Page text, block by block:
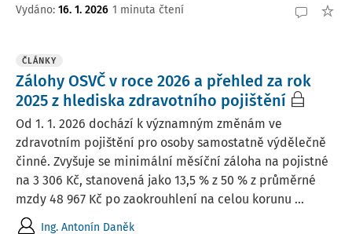
Vydáno: 16. 1. 2026 1 minuta čtení
ČLÁNKY
Zálohy OSVČ v roce 2026 a přehled za rok
2025 z hlediska zdravotního pojištění
Od 1. 1. 2026 dochází k významným změnám ve
zdravotním pojištění pro osoby samostatně výdělečně
činné. Zvyšuje se minimální měsíční záloha na pojistné
na 3 306 Kč, stanovená jako 13,5 % z 50 % z průměrné
mzdy 48 967 Kč po zaokrouhlení na celou korunu ...
Ing. Antonín Daněk